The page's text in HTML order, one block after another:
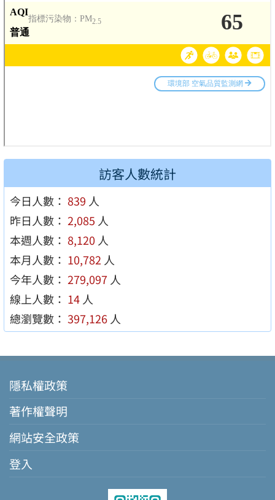
訪客人數統計
今日人數： 839 人
昨日人數： 2,085 人
本週人數： 8,120 人
本月人數： 10,782 人
今年人數： 279,097 人
線上人數： 14 人
總瀏覽數： 397,126 人
隱私權政策
著作權聲明
網站安全政策
登入